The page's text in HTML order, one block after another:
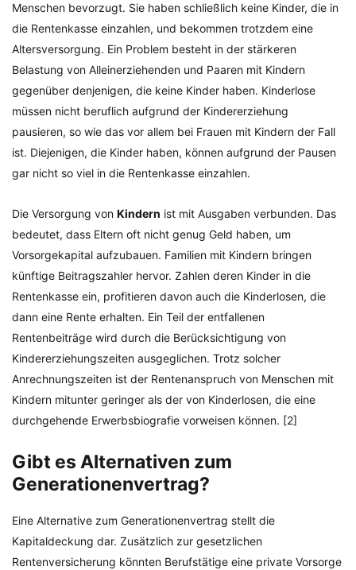
Menschen bevorzugt. Sie haben schließlich keine Kinder, die in
die Rentenkasse einzahlen, und bekommen trotzdem eine
Altersversorgung. Ein Problem besteht in der stärkeren
Belastung von Alleinerziehenden und Paaren mit Kindern
gegenüber denjenigen, die keine Kinder haben. Kinderlose
müssen nicht beruflich aufgrund der Kindererziehung
pausieren, so wie das vor allem bei Frauen mit Kindern der Fall
ist. Diejenigen, die Kinder haben, können aufgrund der Pausen
gar nicht so viel in die Rentenkasse einzahlen.
Die Versorgung von Kindern ist mit Ausgaben verbunden. Das
bedeutet, dass Eltern oft nicht genug Geld haben, um
Vorsorgekapital aufzubauen. Familien mit Kindern bringen
künftige Beitragszahler hervor. Zahlen deren Kinder in die
Rentenkasse ein, profitieren davon auch die Kinderlosen, die
dann eine Rente erhalten. Ein Teil der entfallenen
Rentenbeiträge wird durch die Berücksichtigung von
Kindererziehungszeiten ausgeglichen. Trotz solcher
Anrechnungszeiten ist der Rentenanspruch von Menschen mit
Kindern mitunter geringer als der von Kinderlosen, die eine
durchgehende Erwerbsbiografie vorweisen können. [2]
Gibt es Alternativen zum
Generationenvertrag?
Eine Alternative zum Generationenvertrag stellt die
Kapitaldeckung dar. Zusätzlich zur gesetzlichen
Rentenversicherung könnten Berufstätige eine private Vorsorge